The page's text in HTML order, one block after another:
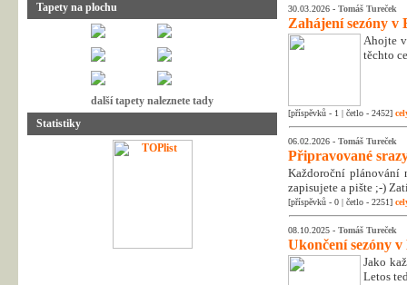
Tapety na plochu
další tapety naleznete tady
Statistiky
30.03.2026 - Tomáš Tureček
Zahájení sezóny v
Ahojte
těchto
[příspěvků - 1 | četlo - 2452]
06.02.2026 - Tomáš Tureček
Připravované
Každoroční plánování
zapisujete a pište ;-)
[příspěvků - 0 | četlo - 2251]
08.10.2025 - Tomáš Tureček
Ukončení sezóny v
Jako
Letos